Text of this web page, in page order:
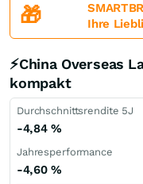
🎁
Ihre
⚡China Overseas
kompakt
Durchschnittsrendite 5J
-4,84%
Jahresperformance
-4,60%